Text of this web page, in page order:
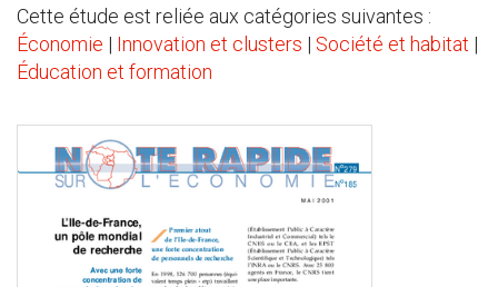
Cette étude est reliée aux catégories suivantes :
Économie | Innovation et clusters | Société et habitat |
Éducation et formation